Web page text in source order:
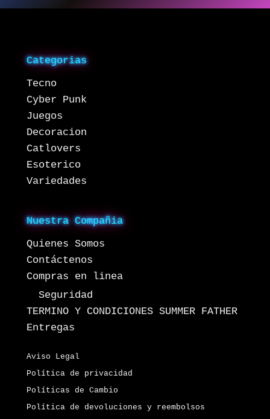
Categorias
Tecno
Cyber Punk
Juegos
Decoracion
Catlovers
Esoterico
Variedades
Nuestra Compañia
Quienes Somos
Contáctenos
Compras en linea
Seguridad
TERMINO Y CONDICIONES SUMMER FATHER
Entregas
Aviso Legal
Política de privacidad
Políticas de Cambio
Política de devoluciones y reembolsos